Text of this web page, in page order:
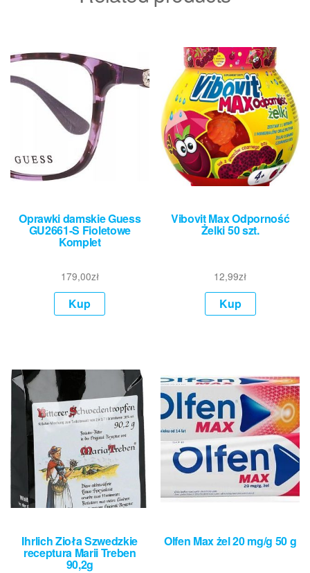
Oprawki damskie Guess
GU2661-S Fioletowe
Komplet
179,00zł
Kup
Vibovit Max Odporność
Żelki 50 szt.
12,99zł
Kup
Ihrlich Zioła Szwedzkie
receptura Marii Treben
90,2g
Olfen Max żel 20 mg/g 50 g